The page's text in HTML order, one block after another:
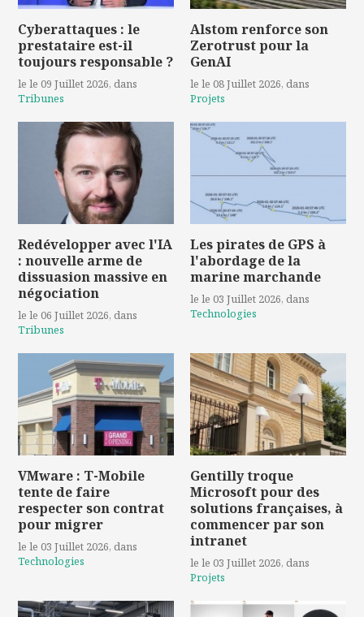
Cyberattaques : le
prestataire est-il
toujours responsable ?
le le 09 Juillet 2026, dans
Tribunes
Alstom renforce son
Zerotrust pour la
GenAI
le le 08 Juillet 2026, dans
Projets
Redévelopper avec l'IA
: nouvelle arme de
dissuasion massive en
négociation
le le 06 Juillet 2026, dans
Tribunes
Les pirates de GPS à
l'abordage de la
marine marchande
le le 03 Juillet 2026, dans
Technologies
VMware : T-Mobile
tente de faire
respecter son contrat
pour migrer
le le 03 Juillet 2026, dans
Technologies
Gentilly troque
Microsoft pour des
solutions françaises, à
commencer par son
intranet
le le 03 Juillet 2026, dans
Projets